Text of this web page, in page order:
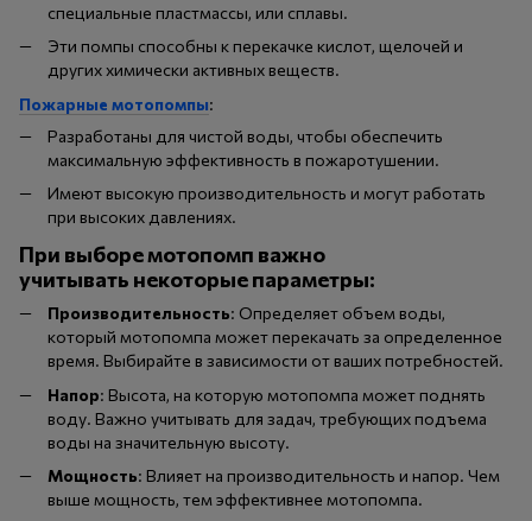
специальные пластмассы, или сплавы.
Эти помпы способны к перекачке кислот, щелочей и
других химически активных веществ.
Пожарные мотопомпы:
Разработаны для чистой воды, чтобы обеспечить
максимальную эффективность в пожаротушении.
Имеют высокую производительность и могут работать
при высоких давлениях.
При выборе мотопомп важно
учитывать некоторые параметры:
Производительность: Определяет объем воды,
который мотопомпа может перекачать за определенное
время. Выбирайте в зависимости от ваших потребностей.
Напор: Высота, на которую мотопомпа может поднять
воду. Важно учитывать для задач, требующих подъема
воды на значительную высоту.
Мощность: Влияет на производительность и напор. Чем
выше мощность, тем эффективнее мотопомпа.